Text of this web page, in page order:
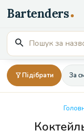
до
вмісту
Пошук
для:
Підібрати За